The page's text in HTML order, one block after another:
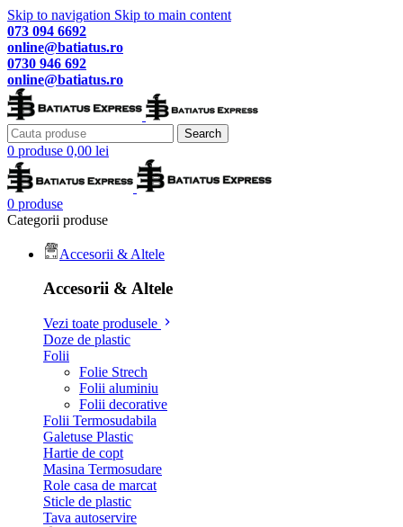
Skip to navigation Skip to main content
073 094 6692
online@batiatus.ro
0730 946 692
online@batiatus.ro
Search
0 produse 0,00 lei
0 produse
Categorii produse
Accesorii & Altele
Accesorii & Altele
Vezi toate produsele
Doze de plastic
Folii
Folie Strech
Folii aluminiu
Folii decorative
Folii Termosudabila
Galetuse Plastic
Hartie de copt
Masina Termosudare
Role casa de marcat
Sticle de plastic
Tava autoservire